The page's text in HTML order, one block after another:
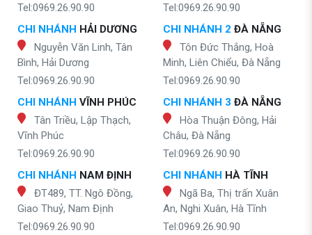
Tel:0969.26.90.90
CHI NHÁNH HẢI DƯƠNG
Nguyễn Văn Linh, Tân
Bình, Hải Dương
Tel:0969.26.90.90
CHI NHÁNH VĨNH PHÚC
Tân Triều, Lập Thạch,
Vĩnh Phúc
Tel:0969.26.90.90
CHI NHÁNH NAM ĐỊNH
ĐT489, TT. Ngô Đồng,
Giao Thuỷ, Nam Định
Tel:0969.26.90.90
Tel:0969.26.90.90
CHI NHÁNH 2 ĐÀ NẴNG
Tôn Đức Thắng, Hoà
Minh, Liên Chiểu, Đà Nẵng
Tel:0969.26.90.90
CHI NHÁNH 3 ĐÀ NẴNG
Hòa Thuận Đông, Hải
Châu, Đà Nẵng
Tel:0969.26.90.90
CHI NHÁNH HÀ TĨNH
Ngã Ba, Thị trấn Xuân
An, Nghi Xuân, Hà Tĩnh
Tel:0969.26.90.90